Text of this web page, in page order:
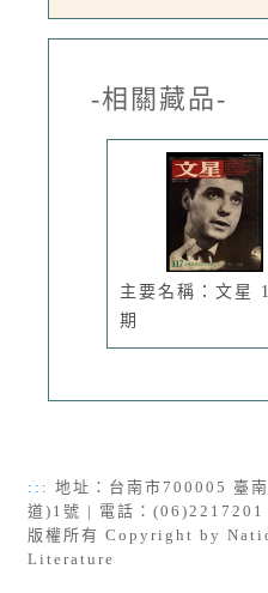
-相關藏品-
主要名稱：文星
期
::: 地址：台南市700005 臺
道)1號 | 電話：
版權所有 Copyright by
Literature